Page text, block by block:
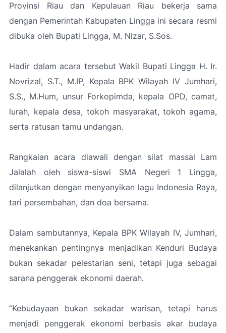
Provinsi Riau dan Kepulauan Riau bekerja sama
dengan Pemerintah Kabupaten Lingga ini secara resmi
dibuka oleh Bupati Lingga, M. Nizar, S.Sos.
Hadir dalam acara tersebut Wakil Bupati Lingga H. Ir.
Novrizal, S.T., M.IP, Kepala BPK Wilayah IV Jumhari,
S.S., M.Hum, unsur Forkopimda, kepala OPD, camat,
lurah, kepala desa, tokoh masyarakat, tokoh agama,
serta ratusan tamu undangan.
Rangkaian acara diawali dengan silat massal Lam
Jalalah oleh siswa-siswi SMA Negeri 1 Lingga,
dilanjutkan dengan menyanyikan lagu Indonesia Raya,
tari persembahan, dan doa bersama.
Dalam sambutannya, Kepala BPK Wilayah IV, Jumhari,
menekankan pentingnya menjadikan Kenduri Budaya
bukan sekadar pelestarian seni, tetapi juga sebagai
sarana penggerak ekonomi daerah.
“Kebudayaan bukan sekadar warisan, tetapi harus
menjadi penggerak ekonomi berbasis akar budaya